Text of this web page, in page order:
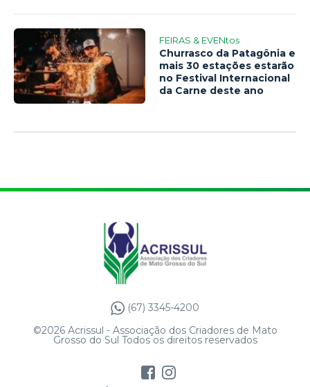
FEIRAS & EVENtos
Churrasco da Patagônia e
mais 30 estações estarão
no Festival Internacional
da Carne deste ano
(67) 3345-4200
©2026 Acrissul - Associação dos Criadores de Mato
Grosso do Sul Todos os direitos reservados